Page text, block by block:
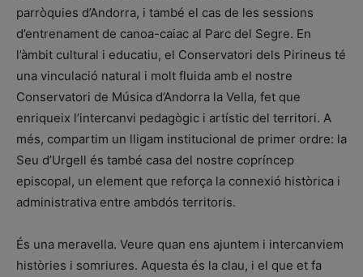
parròquies d’Andorra, i també el cas de les sessions
d’entrenament de canoa-caiac al Parc del Segre. En
l’àmbit cultural i educatiu, el Conservatori dels Pirineus té
una vinculació natural i molt fluida amb el nostre
Conservatori de Música d’Andorra la Vella, fet que
enriqueix l’intercanvi pedagògic i artístic del territori. A
més, compartim un lligam institucional de primer ordre: la
Seu d’Urgell és també casa del nostre copríncep
episcopal, un element que reforça la connexió històrica i
administrativa entre ambdós territoris.
És una meravella. Veure quan ens ajuntem i intercanviem
històries i somriures. Aquesta és la clau, i el que et fa